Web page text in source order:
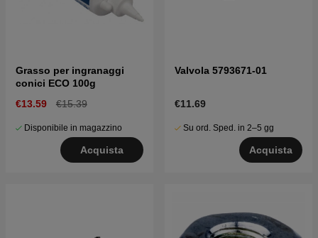
Grasso per ingranaggi
conici ECO 100g
€13.59
€15.39
Disponibile in magazzino
Acquista
Valvola 5793671-01
€11.69
Su ord. Sped. in 2–5 gg
Acquista